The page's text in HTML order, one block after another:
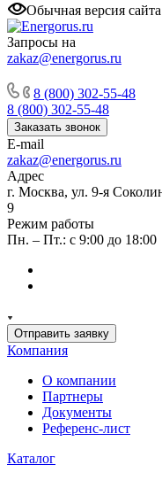
Обычная версия сайта
Запросы на
zakaz@energorus.ru
8 (800) 302-55-48
8 (800) 302-55-48
Заказать звонок
E-mail
zakaz@energorus.ru
Адрес
г. Москва, ул. 9-я
9
Режим работы
Пн. – Пт.: с 9:00 до 18:00
Отправить заявку
Компания
О компании
Партнеры
Документы
Референс-лист
Каталог